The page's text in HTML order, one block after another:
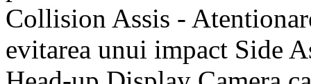
Collision Assis -
evitarea unui impact Side